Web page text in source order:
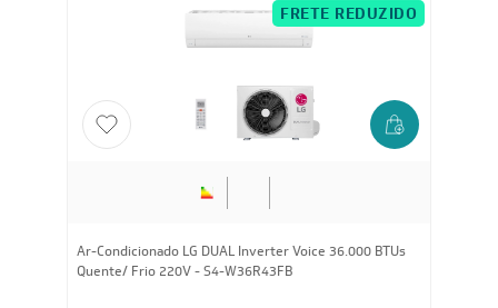
FRETE REDUZIDO
Ar-Condicionado LG DUAL Inverter Voice 36.000 BTUs
Quente/ Frio 220V - S4-W36R43FB